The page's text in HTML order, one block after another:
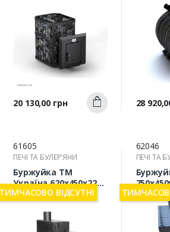
Швидкий
перегляд
Ціна
20 130,00 грн Купити
Ціна
28
61605
ПЕЧІ ТА БУЛЕР'ЯНИ
Буржуйка ТМ
Україна 620х450х220
мм (4 мм)
ТИМЧАСОВО ВІДСУТНІ
62046
ПЕЧІ ТА
мм) з
тепла